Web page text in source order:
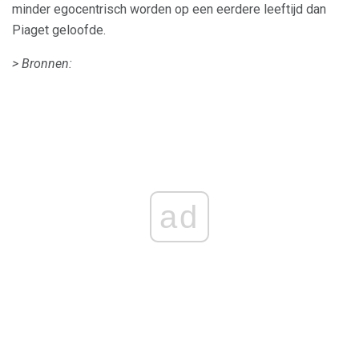
minder egocentrisch worden op een eerdere leeftijd dan
Piaget geloofde.
> Bronnen:
ad